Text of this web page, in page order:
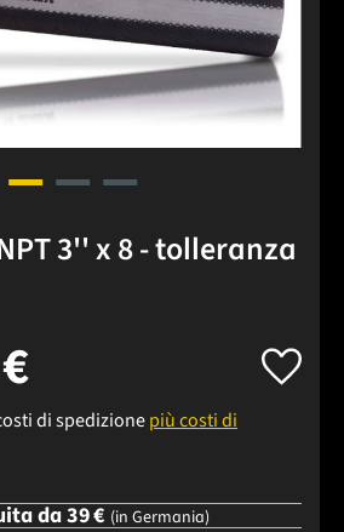
3'' x 8 - tolleranza
di spedizionepiù costi di
da 39 € (in Germania)